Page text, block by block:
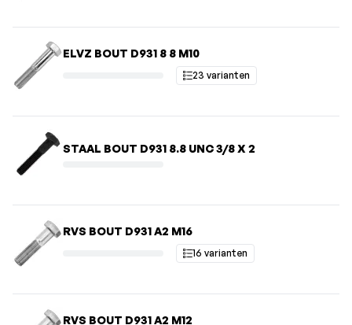
ELVZ BOUT D931 8 8 M10
23 varianten
STAAL BOUT D931 8.8 UNC 3/8 X 2
RVS BOUT D931 A2 M16
16 varianten
RVS BOUT D931 A2 M12